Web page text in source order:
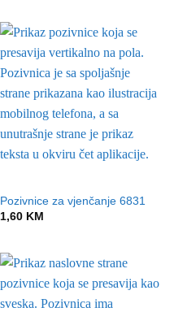
Pozivnice za vjenčanje 6831
1,60 KM